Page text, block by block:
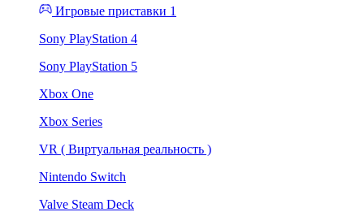
Игровые приставки 1
Sony PlayStation 4
Sony PlayStation 5
Xbox One
Xbox Series
VR ( Виртуальная реальность )
Nintendo Switch
Valve Steam Deck